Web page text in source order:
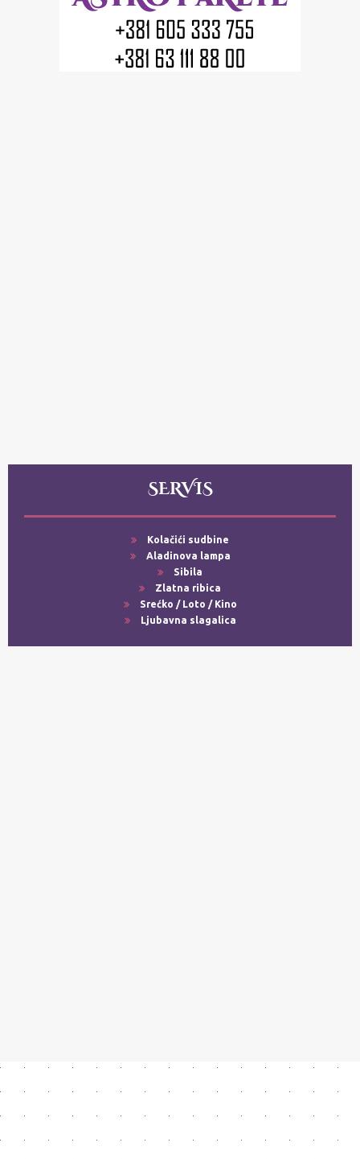
SERVIS
Kolačići sudbine
Aladinova lampa
Sibila
Zlatna ribica
Srećko / Loto / Kino
Ljubavna slagalica